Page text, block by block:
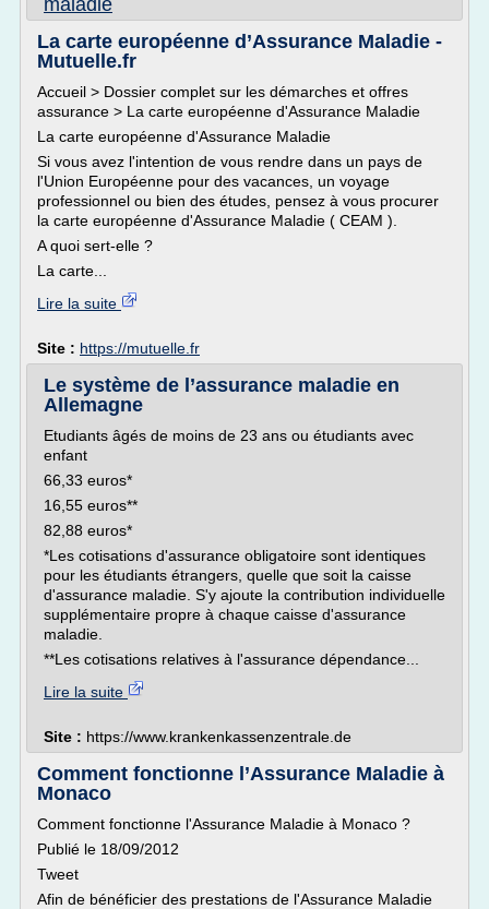
maladie
La carte européenne d’Assurance Maladie -
Mutuelle.fr
Accueil > Dossier complet sur les démarches et offres
assurance > La carte européenne d'Assurance Maladie
La carte européenne d'Assurance Maladie
Si vous avez l'intention de vous rendre dans un pays de
l'Union Européenne pour des vacances, un voyage
professionnel ou bien des études, pensez à vous procurer
la carte européenne d'Assurance Maladie ( CEAM ).
A quoi sert-elle ?
La carte...
Lire la suite
Site : https://mutuelle.fr
Le système de l’assurance maladie en
Allemagne
Etudiants âgés de moins de 23 ans ou étudiants avec
enfant
66,33 euros*
16,55 euros**
82,88 euros*
*Les cotisations d'assurance obligatoire sont identiques
pour les étudiants étrangers, quelle que soit la caisse
d'assurance maladie. S'y ajoute la contribution individuelle
supplémentaire propre à chaque caisse d'assurance
maladie.
**Les cotisations relatives à l'assurance dépendance...
Lire la suite
Site : https://www.krankenkassenzentrale.de
Comment fonctionne l’Assurance Maladie à
Monaco
Comment fonctionne l'Assurance Maladie à Monaco ?
Publié le 18/09/2012
Tweet
Afin de bénéficier des prestations de l'Assurance Maladie